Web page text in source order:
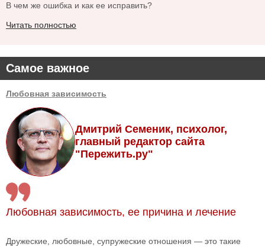
Самое важное
Любовная зависимость
Дмитрий Семеник, психолог,
главный редактор сайта
"Пережить.ру"
Любовная зависимость, ее причина и лечение
Дружеские, любовные, супружеские отношения — это такие
В чем же ошибка и как ее исправить?
Читать полностью